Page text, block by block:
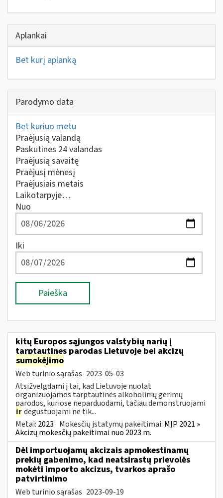
Aplankai
Bet kurį aplanką
Parodymo data
Bet kuriuo metu
Praėjusią valandą
Paskutines 24 valandas
Praėjusią savaitę
Praėjusį mėnesį
Praėjusiais metais
Laikotarpyje…
Nuo
Iki
Paieška
kitų Europos sąjungos valstybių narių į
tarptautines parodas Lietuvoje bei akcizų
sumokėjimo
Web turinio sąrašas 2023-05-03
Atsižvelgdami į tai, kad Lietuvoje nuolat
organizuojamos tarptautinės alkoholinių gėrimų
parodos, kuriose neparduodami, tačiau demonstruojami
irdegustuojami ne tik...
Metai: 2023 Mokesčių įstatymų pakeitimai: MĮP 2021 »
Akcizų mokesčių pakeitimai nuo 2023 m.
Dėl importuojamų akcizais apmokestinamų
prekių gabenimo, kad neatsirastų prievolės
mokėti importo akcizus, tvarkos aprašo
patvirtinimo
Web turinio sąrašas 2023-09-19